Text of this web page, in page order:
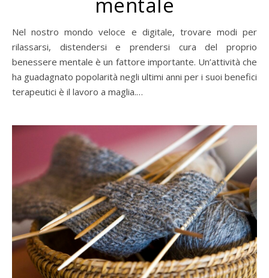
Nel nostro mondo veloce e digitale, trovare modi per
rilassarsi, distendersi e prendersi cura del proprio
benessere mentale è un fattore importante. Un’attività che
ha guadagnato popolarità negli ultimi anni per i suoi benefici
terapeutici è il lavoro a maglia.…